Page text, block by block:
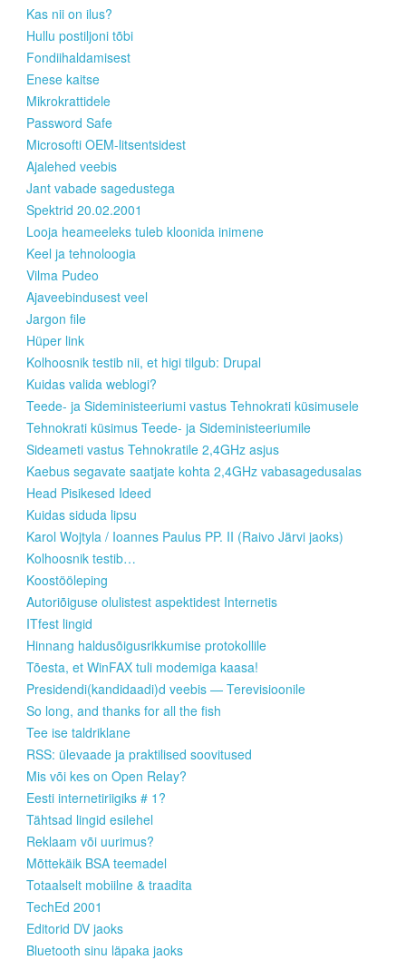
Kas nii on ilus?
Hullu postiljoni tõbi
Fondiihaldamisest
Enese kaitse
Mikrokrattidele
Password Safe
Microsofti OEM-litsentsidest
Ajalehed veebis
Jant vabade sagedustega
Spektrid 20.02.2001
Looja heameeleks tuleb kloonida inimene
Keel ja tehnoloogia
Vilma Pudeo
Ajaveebindusest veel
Jargon file
Hüper link
Kolhoosnik testib nii, et higi tilgub: Drupal
Kuidas valida weblogi?
Teede- ja Sideministeeriumi vastus Tehnokrati küsimusele
Tehnokrati küsimus Teede- ja Sideministeeriumile
Sideameti vastus Tehnokratile 2,4GHz asjus
Kaebus segavate saatjate kohta 2,4GHz vabasagedusalas
Head Pisikesed Ideed
Kuidas siduda lipsu
Karol Wojtyla / Ioannes Paulus PP. II (Raivo Järvi jaoks)
Kolhoosnik testib…
Koostööleping
Autoriõiguse olulistest aspektidest Internetis
ITfest lingid
Hinnang haldusõigusrikkumise protokollile
Tõesta, et WinFAX tuli modemiga kaasa!
Presidendi(kandidaadi)d veebis — Terevisioonile
So long, and thanks for all the fish
Tee ise taldriklane
RSS: ülevaade ja praktilised soovitused
Mis või kes on Open Relay?
Eesti internetiriigiks # 1?
Tähtsad lingid esilehel
Reklaam või uurimus?
Mõttekäik BSA teemadel
Totaalselt mobiilne & traadita
TechEd 2001
Editorid DV jaoks
Bluetooth sinu läpaka jaoks